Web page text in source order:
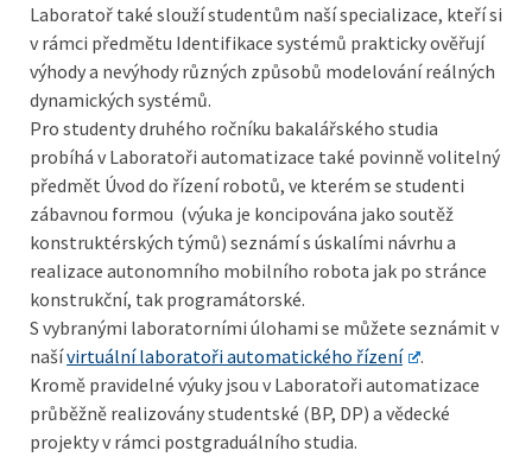
Laboratoř také slouží studentům naší specializace, kteří si
v rámci předmětu Identifikace systémů prakticky ověřují
výhody a nevýhody různých způsobů modelování reálných
dynamických systémů.
Pro studenty druhého ročníku bakalářského studia
probíhá v Laboratoři automatizace také povinně volitelný
předmět Úvod do řízení robotů, ve kterém se studenti
zábavnou formou (výuka je koncipována jako soutěž
konstruktérských týmů) seznámí s úskalími návrhu a
realizace autonomního mobilního robota jak po stránce
konstrukční, tak programátorské.
S vybranými laboratorními úlohami se můžete seznámit v
našívirtuální laboratoři automatického řízení
.
Kromě pravidelné výuky jsou v Laboratoři automatizace
průběžně realizovány studentské (BP, DP) a vědecké
projekty v rámci postgraduálního studia.